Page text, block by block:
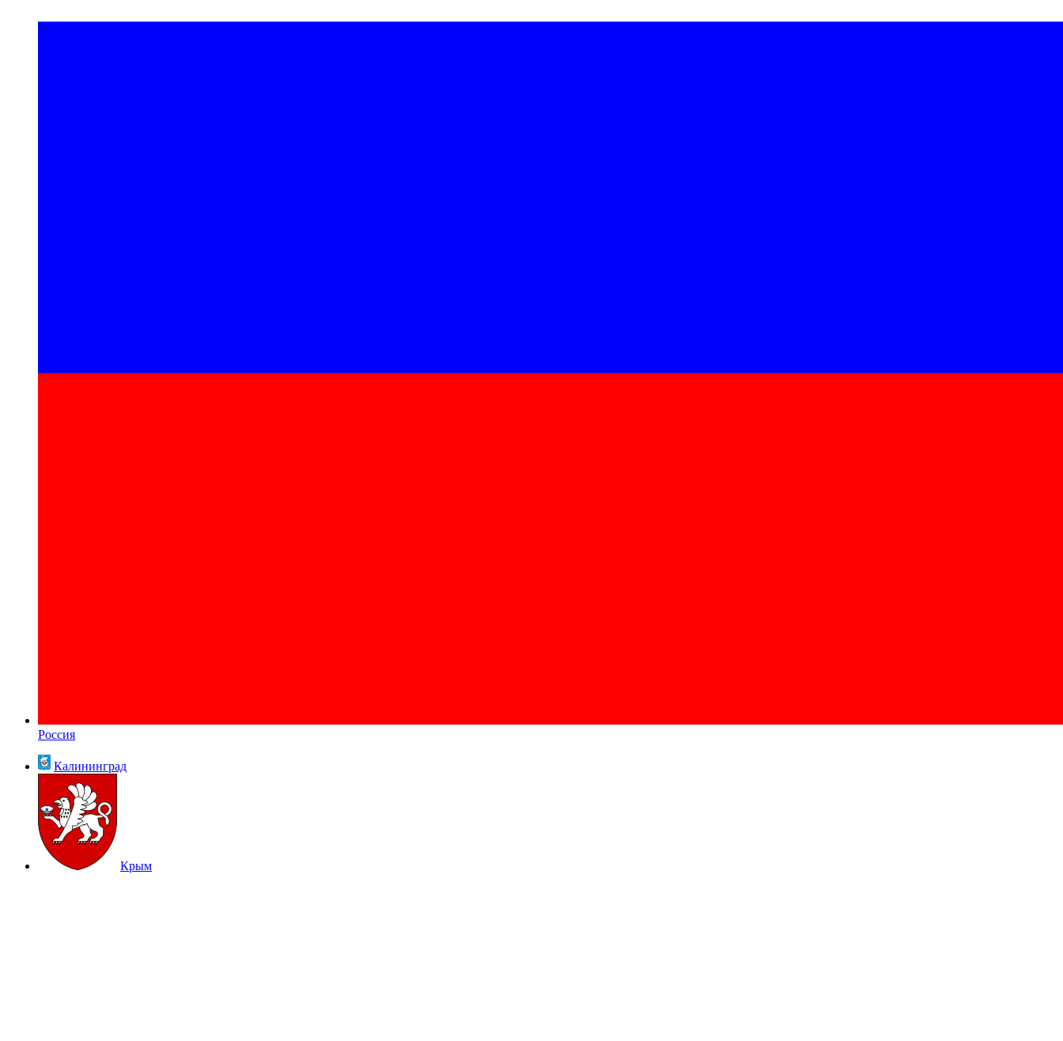
Россия
Калининград
Крым